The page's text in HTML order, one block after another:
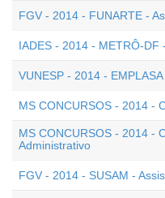
FGV - 2014 - FUNARTE -
IADES - 2014 - METRÔ-DF
VUNESP - 2014 -
MS CONCURSOS - 2014 -
MS CONCURSOS - 2014 -
Administrativo
FGV - 2014 - SUSAM -